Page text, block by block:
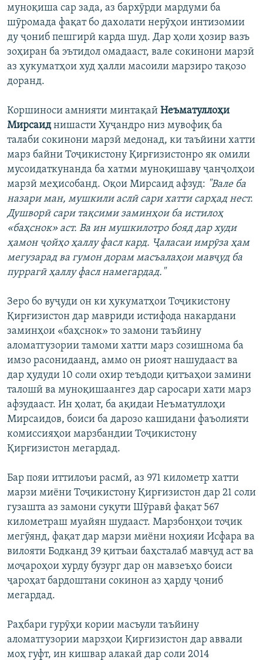
муноқиша сар зада, аз бархӯрди мардуми ба
шӯромада фақат бо дахолати нерӯҳои интизомии
ду ҷониб пешгирӣ карда шуд. Дар ҳоли ҳозир вазъ
зоҳиран ба эътидол омадааст, вале сокинони марзӣ
аз ҳукуматҳои худ ҳалли масоили марзиро тақозо
доранд.
Коршиноси амнияти минтақаӣ Неъматуллоҳи
Мирсаиднишасти Хуҷандро низ мувофиқ ба
талаби сокинони марзӣ медонад, ки таъйини хатти
марз байни Тоҷикистону Қирғизистонро як омили
мусоидаткунанда ба хатми муноқишаву ҷанҷолҳои
марзӣ меҳисобанд. Оқои Мирсаид афзуд: "Вале ба
назари ман, мушкили аслӣ сари хатти сарҳад нест.
Душворӣ сари тақсими заминҳои ба истилоҳ
«баҳснок» аст. Ва ин мушкилотро бояд дар худи
ҳамон ҷойҳо ҳаллу фасл кард. Ҷаласаи имрӯза ҳам
мегузарад ва гумон дорам масъалаҳои мавҷуд ба
пуррагӣ ҳаллу фасл намегардад."
Зеро бо вуҷуди он ки ҳукуматҳои Тоҷикистону
Қирғизистон дар мавриди истифода накардани
заминҳои «баҳснок» то замони таъйину
аломатгузории тамоми хатти марз созишнома ба
имзо расонидаанд, аммо он риоят нашудааст ва
дар ҳудуди 10 соли охир теъдоди қитъаҳои замини
талошӣ ва муноқишаангез дар саросари хати марз
афзудааст. Ин ҳолат, ба ақидаи Неъматуллоҳи
Мирсаидов, боиси ба дарозо кашидани фаъолияти
комиссияҳои марзбандии Тоҷикистону
Қирғизистон мегардад.
Бар пояи иттилоъи расмӣ, аз 971 километр хатти
марзи миёни Тоҷикистону Қирғизистон дар 21 соли
гузашта аз замони суқути Шӯравӣ фақат 567
километраш муайян шудааст. Марзбонҳои тоҷик
мегӯянд, фақат дар марзи миёни ноҳияи Исфара ва
вилояти Бодканд 39 қитъаи баҳсталаб мавҷуд аст ва
моҷароҳои хурду бузург дар он мавзеъҳо боиси
ҷароҳат бардоштани сокинон аз ҳарду ҷониб
мегардад.
Раҳбари гурӯҳи кории масъули таъйину
аломатгузории марзҳои Қирғизистон дар аввали
моҳ гуфт, ин кишвар алакай дар соли 2014